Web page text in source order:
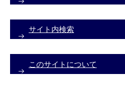
サイト内検索
このサイトについて